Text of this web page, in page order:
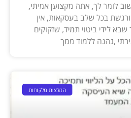
לומר לך, אתה מקצוען אמיתי,
בכל שלב בעסקאות, אין
שבא לידי ביטוי תמיד, שזקוקים
,נהנה ללמוד ממך
המלצות מלקוחות